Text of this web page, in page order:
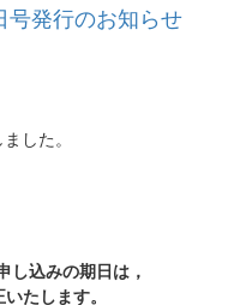
号発行のお知らせ
した。
し込みの期日は，
たします。